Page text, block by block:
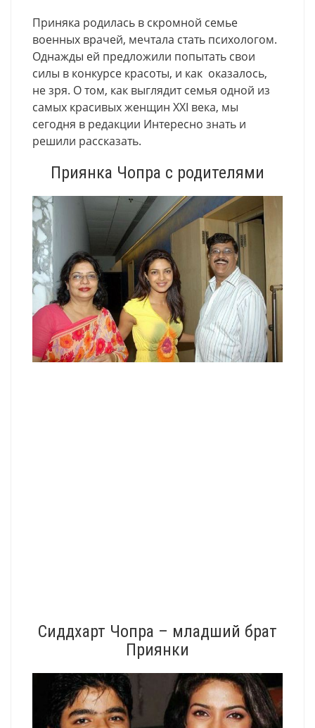
Приняка родилась в скромной семье
военных врачей, мечтала стать психологом.
Однажды ей предложили попытать свои
силы в конкурсе красоты, и как оказалось,
не зря. О том, как выглядит семья одной из
самых красивых женщин XXI века, мы
сегодня в редакции Интересно знать и
решили рассказать.
Приянка Чопра с родителями
Сиддхарт Чопра – младший брат
Приянки